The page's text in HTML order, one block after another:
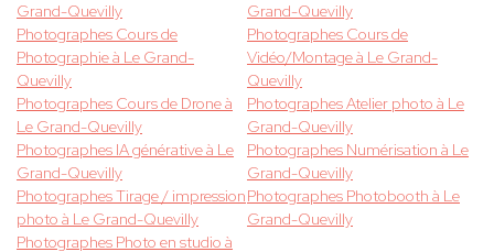
Grand-Quevilly
Grand-Quevilly
Photographes Cours de
Photographie à Le Grand-
Quevilly
Photographes Cours de
Vidéo/Montage à Le Grand-
Quevilly
Photographes Cours de Drone à
Le Grand-Quevilly
Photographes Atelier photo à Le
Grand-Quevilly
Photographes IA générative à Le
Grand-Quevilly
Photographes Numérisation à Le
Grand-Quevilly
Photographes Tirage / impression
photo à Le Grand-Quevilly
Photographes Photobooth à Le
Grand-Quevilly
Photographes Photo en studio à